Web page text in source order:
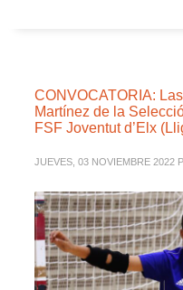
CONVOCATORIA:
Martínez de la
FSF Joventut d’Elx
JUEVES, 03 NOVIEMBRE 2022